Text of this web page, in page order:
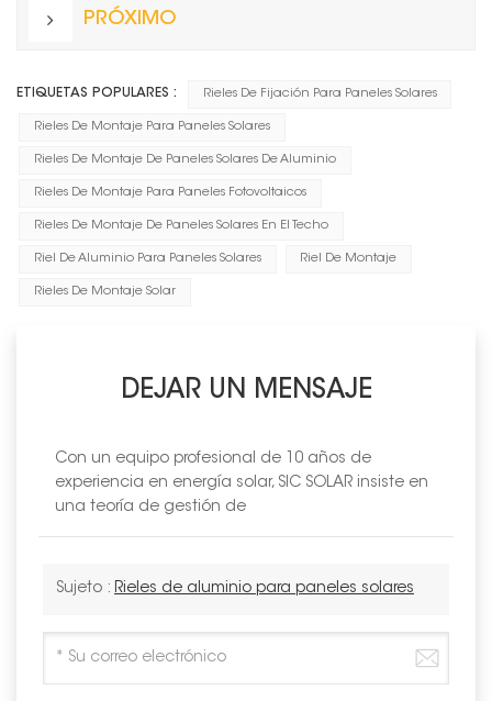
PRÓXIMO
ETIQUETAS POPULARES : Rieles De Fijación Para Paneles Solares
Rieles De Montaje Para Paneles Solares
Rieles De Montaje De Paneles Solares De Aluminio
Rieles De Montaje Para Paneles Fotovoltaicos
Rieles De Montaje De Paneles Solares En El Techo
Riel De Aluminio Para Paneles Solares Riel De Montaje
Rieles De Montaje Solar
DEJAR UN MENSAJE
Con un equipo profesional de 10 años de
experiencia en energía solar, SIC SOLAR insiste en
una teoría de gestión de
Sujeto : Rieles de aluminio para paneles solares